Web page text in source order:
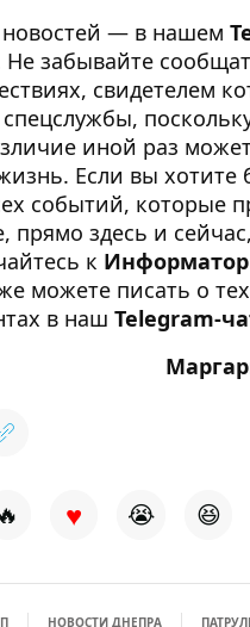
— в нашем
Не забывайте
свидетелем
спецслужбы,
иной раз
Если вы хотите
событий, которые
прямо здесь и
к
можете писать о
в наш Telegram-
🔥 ♥ 😭 😆
НОВОСТИ ДНЕПРА